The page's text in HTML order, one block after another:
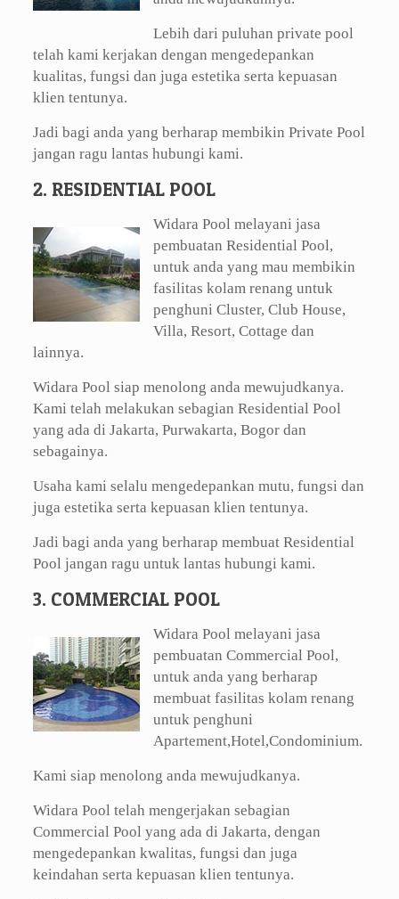
Lebih dari puluhan private pool
telah kami kerjakan dengan mengedepankan
kualitas, fungsi dan juga estetika serta kepuasan
klien tentunya.
Jadi bagi anda yang berharap membikin Private Pool
jangan ragu lantas hubungi kami.
2. RESIDENTIAL POOL
Widara Pool melayani jasa
pembuatan Residential Pool,
untuk anda yang mau membikin
fasilitas kolam renang untuk
penghuni Cluster, Club House,
Villa, Resort, Cottage dan
lainnya.
Widara Pool siap menolong anda mewujudkanya.
Kami telah melakukan sebagian Residential Pool
yang ada di Jakarta, Purwakarta, Bogor dan
sebagainya.
Usaha kami selalu mengedepankan mutu, fungsi dan
juga estetika serta kepuasan klien tentunya.
Jadi bagi anda yang berharap membuat Residential
Pool jangan ragu untuk lantas hubungi kami.
3. COMMERCIAL POOL
Widara Pool melayani jasa
pembuatan Commercial Pool,
untuk anda yang berharap
membuat fasilitas kolam renang
untuk penghuni
Apartement,Hotel,Condominium.
Kami siap menolong anda mewujudkanya.
Widara Pool telah mengerjakan sebagian
Commercial Pool yang ada di Jakarta, dengan
mengedepankan kwalitas, fungsi dan juga
keindahan serta kepuasan klien tentunya.